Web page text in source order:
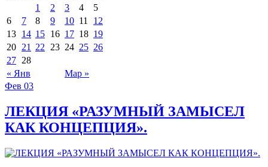
« Янв Мар »
1 2 3 4
5
6
7 8 9 10 11
12
13 14 15 16 17 18 19
20 21 22 23 24 25 26
27 28
Фев 03
ЛЕКЦИЯ «РАЗУМНЫЙ ЗАМЫСЕЛ
КАК КОНЦЕПЦИЯ».